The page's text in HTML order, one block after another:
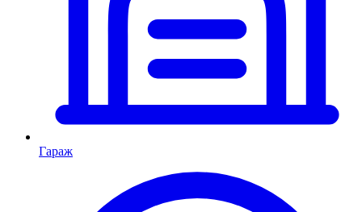
Гараж